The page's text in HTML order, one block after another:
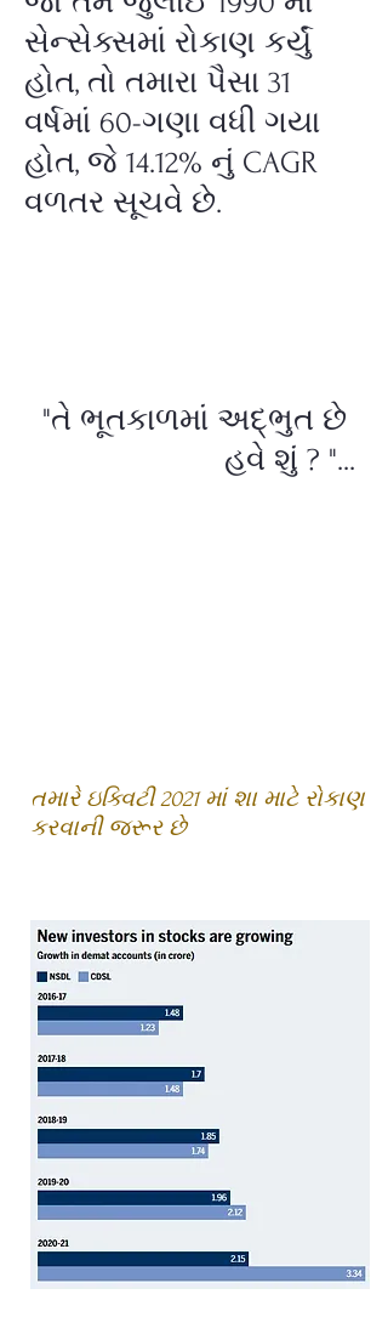
સેન્સેક્સમાં રોકાણ કર્યું
હોત, તો તમારા પૈસા 31
વર્ષમાં 60-ગણા વધી ગયા
હોત, જે 14.12% નું CAGR
વળતર સૂચવે છે.
"તે ભૂતકાળમાં અદ્ભુત છે
હવે શું ? "...
તમારે ઇક્વિટી 2021 માં શા માટે રોકાણ
કરવાની જરૂર છે